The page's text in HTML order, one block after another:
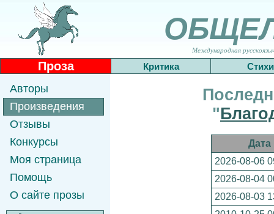
Международная
Проза Критика Стихи
Авторы
Произведения
Отзывы
Конкурсы
Моя страница
Помощь
О сайте прозы
"
Дата
2026-08-06
2026-08-04
2026-08-03